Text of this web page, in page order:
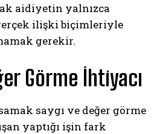
aidiyetin yalnızca
ilişki biçimleriyle
gerekir.
Görme İhtiyacı
saygı ve değer görme
yaptığı işin fark